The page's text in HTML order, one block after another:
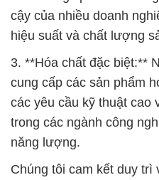
cậy của nhiều doanh
hiệu suất và chất lượng
3. **Hóa chất đặc biệt:**
cung cấp các sản phẩm
các yêu cầu kỹ thuật cao
trong các ngành công
năng lượng.
Chúng tôi cam kết duy